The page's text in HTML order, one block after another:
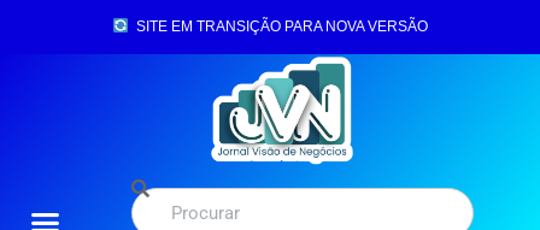
SITE EM TRANSIÇÃO PARA NOVA VERSÃO